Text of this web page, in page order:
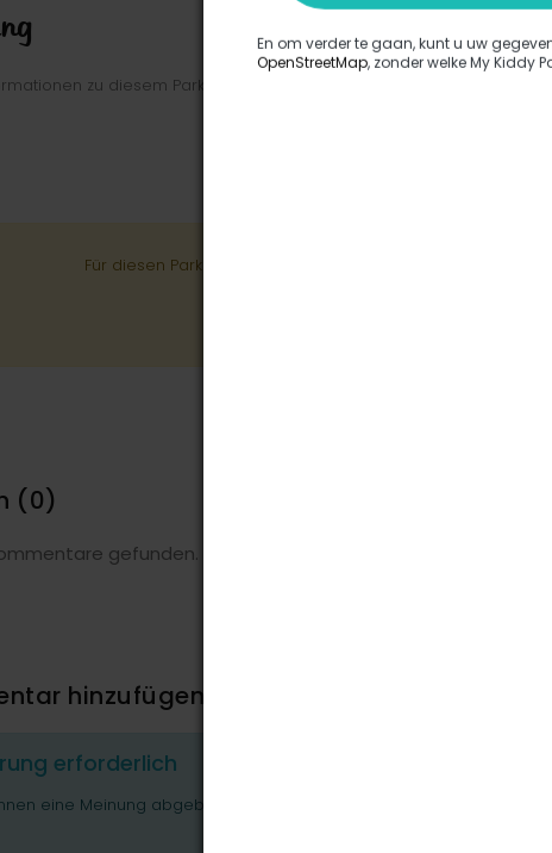
zu diesem Park eingegeben.
Für diesen Park wurde keine Option eingegeben.
(0)
gefunden.
hinzufügen
erforderlich
eine Meinung abgeben oder Fragen stellen.
En om verder te gaan, kunt u uw
OpenStreetMap, zonder welke My Kiddy